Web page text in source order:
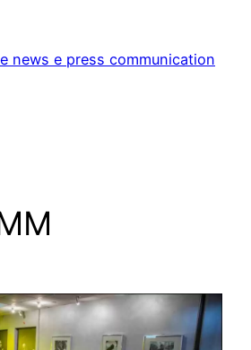
news e press communication